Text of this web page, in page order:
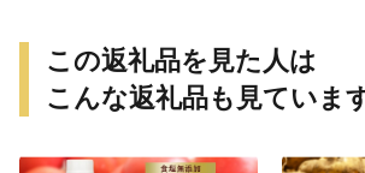
この返礼品を見た人は
こんな返礼品も見ていま